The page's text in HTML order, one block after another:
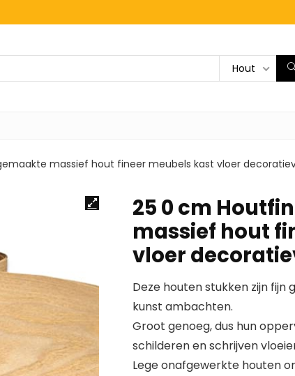
Hout
massief hout fineer meubels kast vloer
25 0 cm
massief hout
vloer
Deze houten stukken zijn fijn
kunst ambachten.
Groot genoeg, dus hun
schilderen en schrijven
Lege onafgewerkte houten